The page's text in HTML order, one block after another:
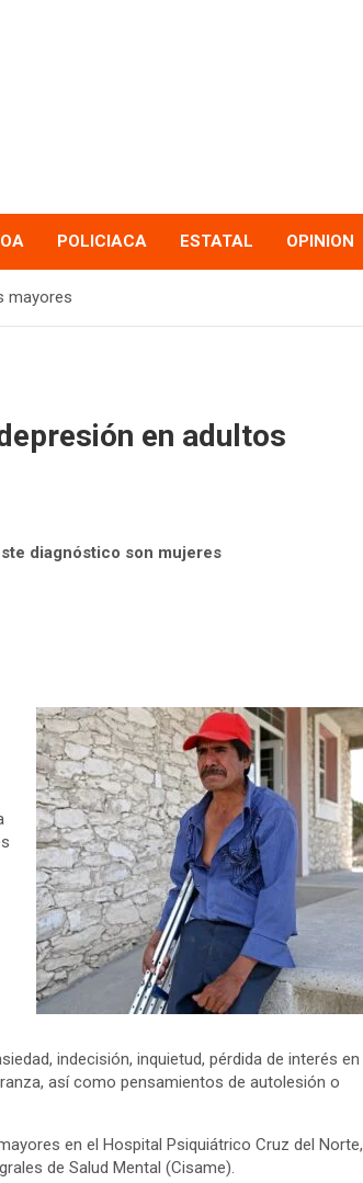
POLICIACA ESTATAL OPINION
mayores
en adultos
diagnóstico son mujeres
indecisión, inquietud, pérdida de interés en
así como pensamientos de autolesión o
en el Hospital Psiquiátrico Cruz del Norte,
de Salud Mental (Cisame).